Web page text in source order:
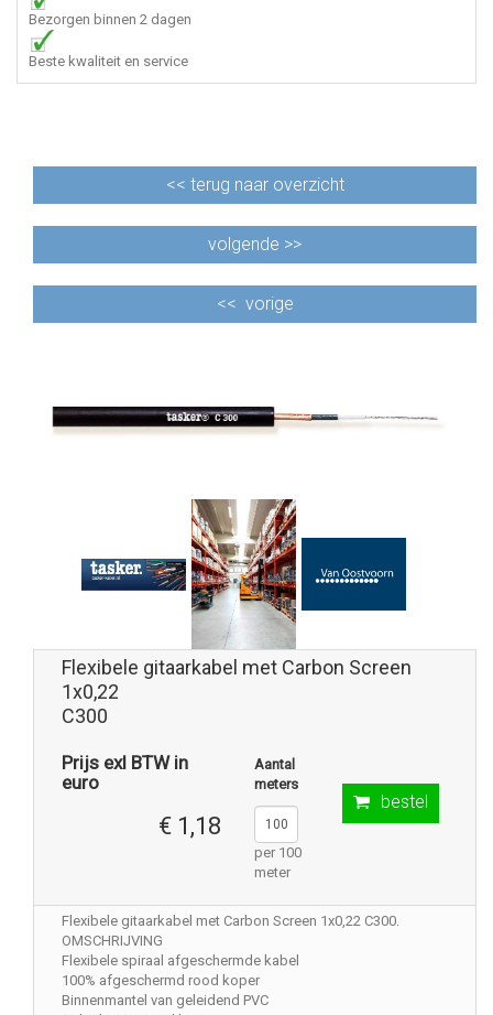
Bezorgen binnen 2 dagen
Beste kwaliteit en service
<< terug naar overzicht
volgende >>
<< vorige
Flexibele gitaarkabel met Carbon Screen
1x0,22
C300
Prijs exl BTW in
euro
€ 1,18
Aantal
meters
per 100
meter
bestel
Flexibele gitaarkabel met Carbon Screen 1x0,22 C300.
OMSCHRIJVING
Flexibele spiraal afgeschermde kabel
100% afgeschermd rood koper
Binnenmantel van geleidend PVC